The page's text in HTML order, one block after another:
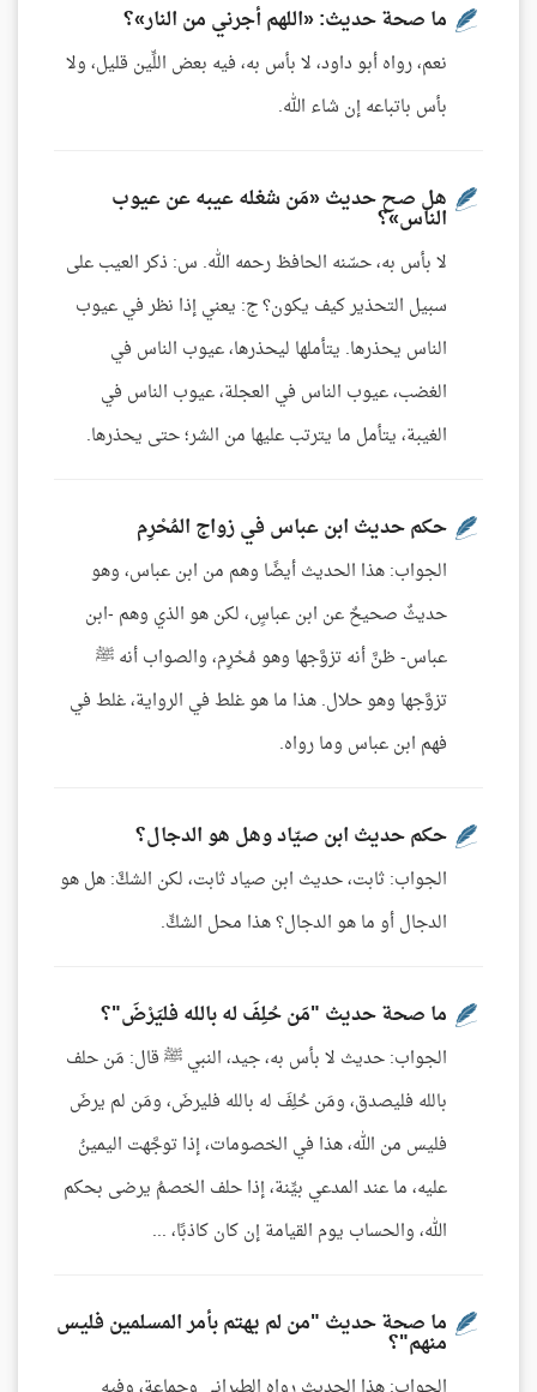
ما صحة حديث: «اللهم أجرني من النار»؟
نعم، رواه أبو داود، لا بأس به، فيه بعض اللِّين قليل، ولا
بأس باتباعه إن شاء الله.
هل صح حديث «مَن شغله عيبه عن عيوب
الناس»؟
لا بأس به، حسّنه الحافظ رحمه الله. س: ذكر العيب على
سبيل التحذير كيف يكون؟ ج: يعني إذا نظر في عيوب
الناس يحذرها. يتأملها ليحذرها، عيوب الناس في
الغضب، عيوب الناس في العجلة، عيوب الناس في
الغيبة، يتأمل ما يترتب عليها من الشر؛ حتى يحذرها.
حكم حديث ابن عباس في زواج المُحْرِم
الجواب: هذا الحديث أيضًا وهم من ابن عباس، وهو
حديثٌ صحيحٌ عن ابن عباسٍ، لكن هو الذي وهم -ابن
عباس- ظنَّ أنه تزوَّجها وهو مُحْرِم، والصواب أنه ﷺ
تزوَّجها وهو حلال. هذا ما هو غلط في الرواية، غلط في
فهم ابن عباس وما رواه.
حكم حديث ابن صيّاد وهل هو الدجال؟
الجواب: ثابت، حديث ابن صياد ثابت، لكن الشكَّ: هل هو
الدجال أو ما هو الدجال؟ هذا محل الشكِّ.
ما صحة حديث "مَن حُلِفَ له بالله فليَرْضَ"؟
الجواب: حديث لا بأس به، جيد، النبي ﷺ قال: مَن حلف
بالله فليصدق، ومَن حُلِفَ له بالله فليرضَ، ومَن لم يرضَ
فليس من الله، هذا في الخصومات، إذا توجَّهت اليمينُ
عليه، ما عند المدعي بيِّنة، إذا حلف الخصمُ يرضى بحكم
الله، والحساب يوم القيامة إن كان كاذبًا، ...
ما صحة حديث "من لم يهتم بأمر المسلمين فليس
منهم"؟